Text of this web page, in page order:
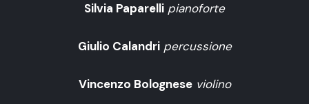
Silvia Paparelli pianoforte
Giulio Calandri percussione
Vincenzo Bolognese violino